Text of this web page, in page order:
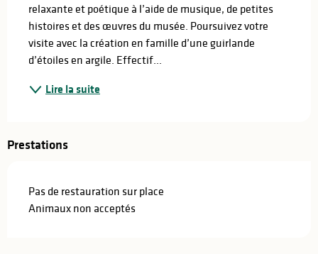
relaxante et poétique à l’aide de musique, de petites
histoires et des œuvres du musée. Poursuivez votre
visite avec la création en famille d’une guirlande
d’étoiles en argile. Effectif...
Lire la suite
Prestations
Pas de restauration sur place
Animaux non acceptés